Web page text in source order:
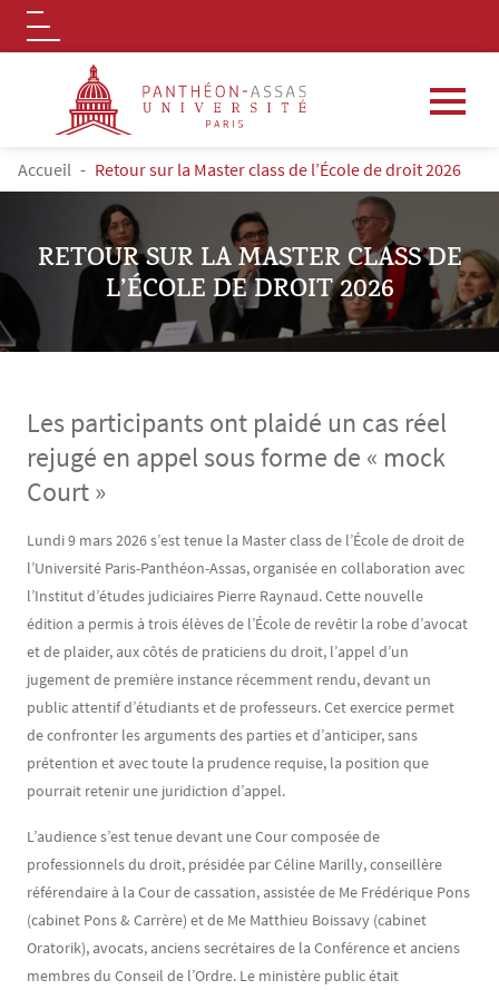
Aller au contenu principal
Logo
FIL D'ARIANE
Accueil Retour sur la Master class de l’École de droit 2026
RETOUR SUR LA MASTER CLASS DE
L’ÉCOLE DE DROIT 2026
Les participants ont plaidé un cas réel
rejugé en appel sous forme de « mock
Court »
Contenu
Texte
Lundi 9 mars 2026 s’est tenue la Master class de l’École de droit de
l’Université Paris-Panthéon-Assas, organisée en collaboration avec
l’Institut d’études judiciaires Pierre Raynaud. Cette nouvelle
édition a permis à trois élèves de l’École de revêtir la robe d’avocat
et de plaider, aux côtés de praticiens du droit, l’appel d’un
jugement de première instance récemment rendu, devant un
public attentif d’étudiants et de professeurs. Cet exercice permet
de confronter les arguments des parties et d’anticiper, sans
prétention et avec toute la prudence requise, la position que
pourrait retenir une juridiction d’appel.
L’audience s’est tenue devant une Cour composée de
professionnels du droit, présidée par Céline Marilly, conseillère
référendaire à la Cour de cassation, assistée de Me Frédérique Pons
(cabinet Pons & Carrère) et de Me Matthieu Boissavy (cabinet
Oratorik), avocats, anciens secrétaires de la Conférence et anciens
membres du Conseil de l’Ordre. Le ministère public était